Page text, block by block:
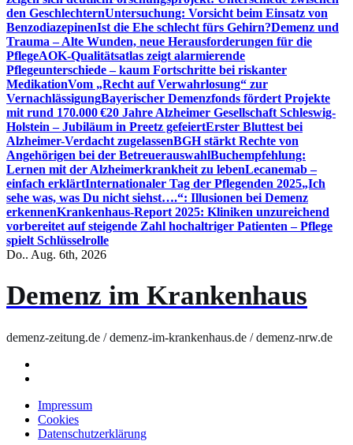
den GeschlechternUntersuchung: Vorsicht beim Einsatz von
BenzodiazepinenIst die Ehe schlecht fürs Gehirn?Demenz und
Trauma – Alte Wunden, neue Herausforderungen für die
PflegeAOK-Qualitätsatlas zeigt alarmierende
Pflegeunterschiede – kaum Fortschritte bei riskanter
MedikationVom „Recht auf Verwahrlosung“ zur
VernachlässigungBayerischer Demenzfonds fördert Projekte
mit rund 170.000 €20 Jahre Alzheimer Gesellschaft Schleswig-
Holstein – Jubiläum in Preetz gefeiertErster Bluttest bei
Alzheimer-Verdacht zugelassenBGH stärkt Rechte von
Angehörigen bei der BetreuerauswahlBuchempfehlung:
Lernen mit der Alzheimerkrankheit zu lebenLecanemab –
einfach erklärtInternationaler Tag der Pflegenden 2025„Ich
sehe was, was Du nicht siehst….“: Illusionen bei Demenz
erkennenKrankenhaus-Report 2025: Kliniken unzureichend
vorbereitet auf steigende Zahl hochaltriger Patienten – Pflege
spielt Schlüsselrolle
Do.. Aug. 6th, 2026
Demenz im Krankenhaus
demenz-zeitung.de / demenz-im-krankenhaus.de / demenz-nrw.de
Impressum
Cookies
Datenschutzerklärung